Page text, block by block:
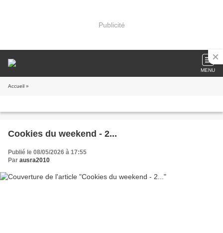
Publicité
MENU
Accueil »
Cookies du weekend - 2...
Publié le 08/05/2026 à 17:55
Par ausra2010